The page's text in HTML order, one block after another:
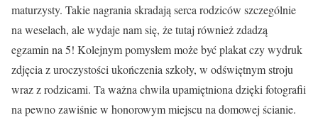
maturzysty. Takie nagrania skradają serca rodziców szczególnie
na weselach, ale wydaje nam się, że tutaj również zdadzą
egzamin na 5! Kolejnym pomysłem może być plakat czy wydruk
zdjęcia z uroczystości ukończenia szkoły, w odświętnym stroju
wraz z rodzicami. Ta ważna chwila upamiętniona dzięki fotografii
na pewno zawiśnie w honorowym miejscu na domowej ścianie.